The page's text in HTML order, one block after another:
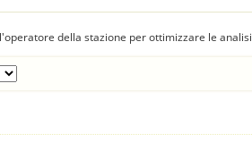
della stazione per ottimizzare le